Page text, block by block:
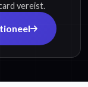
vereist.